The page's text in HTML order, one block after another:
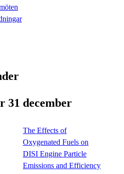
31 december
The Effects of
Oxygenated Fuels on
DISI Engine Particle
Emissions and Efficiency